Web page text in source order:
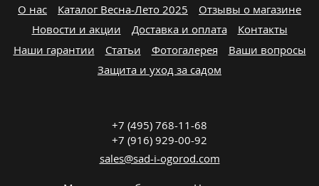
О нас Каталог Весна-Лето 2025
Отзывы о магазине
Новости и акции
Доставка и оплата
Контакты
Наши гарантии
Статьи Фотогалерея
Ваши вопросы
Защита и уход за садом
+7 (495) 768-11-68
+7 (916) 929-00-92
sales@sad-i-ogorod.com